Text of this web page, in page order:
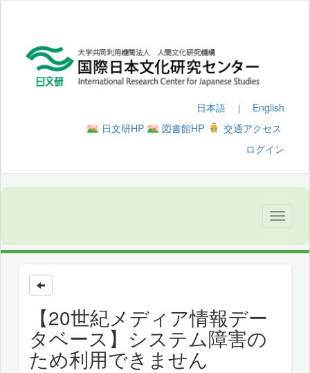
日本語 ｜ English
日文研HP
図書館HP
交通アクセス
ログイン
【20世紀メディア情報デー
タベース】システム障害の
ため利用できません